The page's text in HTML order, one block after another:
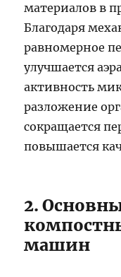
материалов в
Благодаря
равномерное
улучшается
активность
разложение
сокращается
повышается
2.
машин